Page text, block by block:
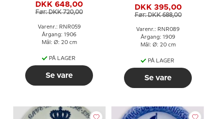
DKK 648,00
Før: DKK 720,00
Varenr.: RNR059
Årgang: 1906
Mål: Ø: 20 cm
PÅ LAGER
Se vare
AARHUS 1909
DKK 395,00
Før: DKK 688,00
Varenr.: RNR089
Årgang: 1909
Mål: Ø: 20 cm
PÅ LAGER
Se vare